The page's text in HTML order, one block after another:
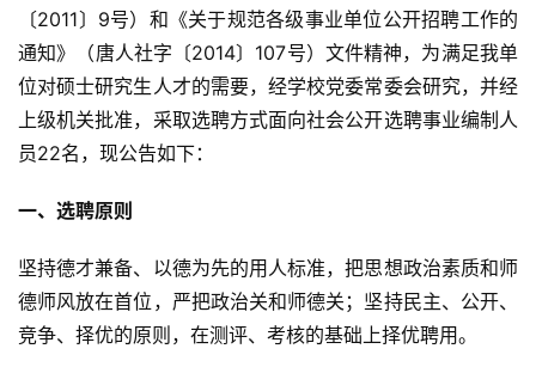
〔2011〕9号）和《关于规范各级事业单位公开招聘工作的
通知》（唐人社字〔2014〕107号）文件精神，为满足我单
位对硕士研究生人才的需要，经学校党委常委会研究，并经
上级机关批准，采取选聘方式面向社会公开选聘事业编制人
员22名，现公告如下：
一、选聘原则
坚持德才兼备、以德为先的用人标准，把思想政治素质和师
德师风放在首位，严把政治关和师德关；坚持民主、公开、
竞争、择优的原则，在测评、考核的基础上择优聘用。